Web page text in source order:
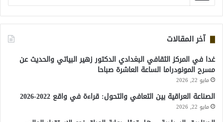
آخر المقالات
غدا في المركز الثقافي البغدادي الدكتور زهير البياتي والحديث عن
مسرح المونودراما الساعة العاشرة صباحا
مايو 22, 2026
الصناعة العراقية بين التعافي والتحول: قراءة في واقع 2022-2026
مايو 22, 2026